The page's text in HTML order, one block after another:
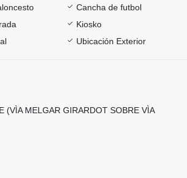
Cancha de futbol
Kiosko
Ubicación Exterior
(VÌA MELGAR GIRARDOT SOBRE VÌA